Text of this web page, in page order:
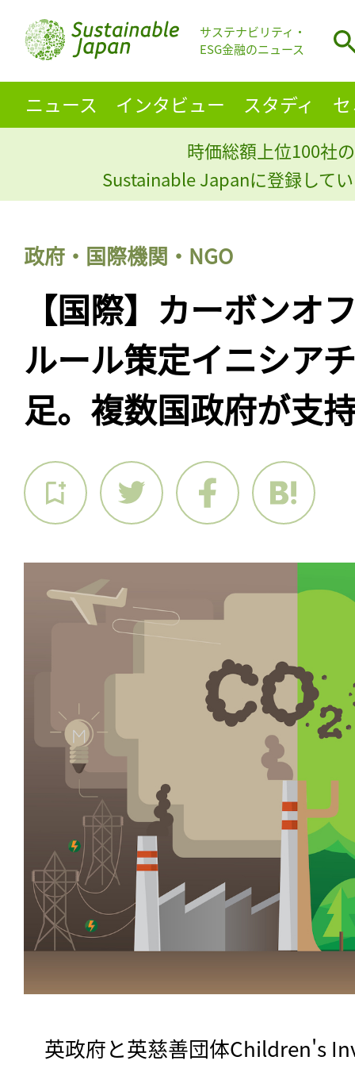
サステナビリティ・
ESG金融のニュース
ニュース インタビュー スタディ
時価総額上位100社
Sustainable Japanに登録して
政府・国際機関・NGO
【国際】カーボンオ
ルール策定イニシア
足。複数国政府が支
英政府と英慈善団体Children's